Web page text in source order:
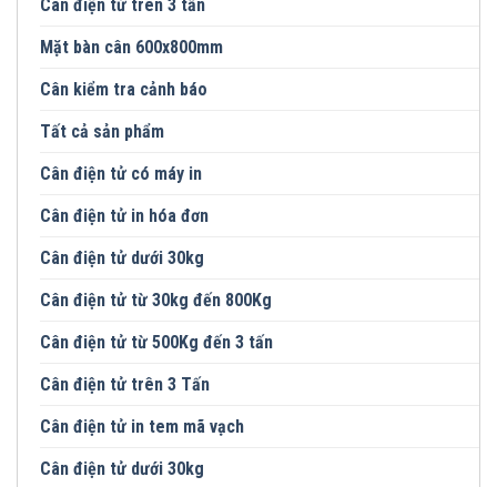
Cân điện tử trên 3 tấn
Mặt bàn cân 600x800mm
Cân kiểm tra cảnh báo
Tất cả sản phẩm
Cân điện tử có máy in
Cân điện tử in hóa đơn
Cân điện tử dưới 30kg
Cân điện tử từ 30kg đến 800Kg
Cân điện tử từ 500Kg đến 3 tấn
Cân điện tử trên 3 Tấn
Cân điện tử in tem mã vạch
Cân điện tử dưới 30kg